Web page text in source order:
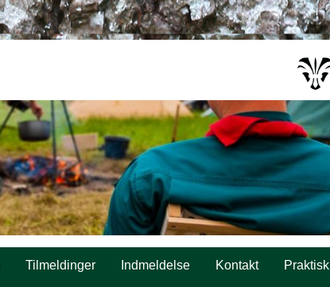
Tilmeldinger Indmeldelse Kontakt Praktisk